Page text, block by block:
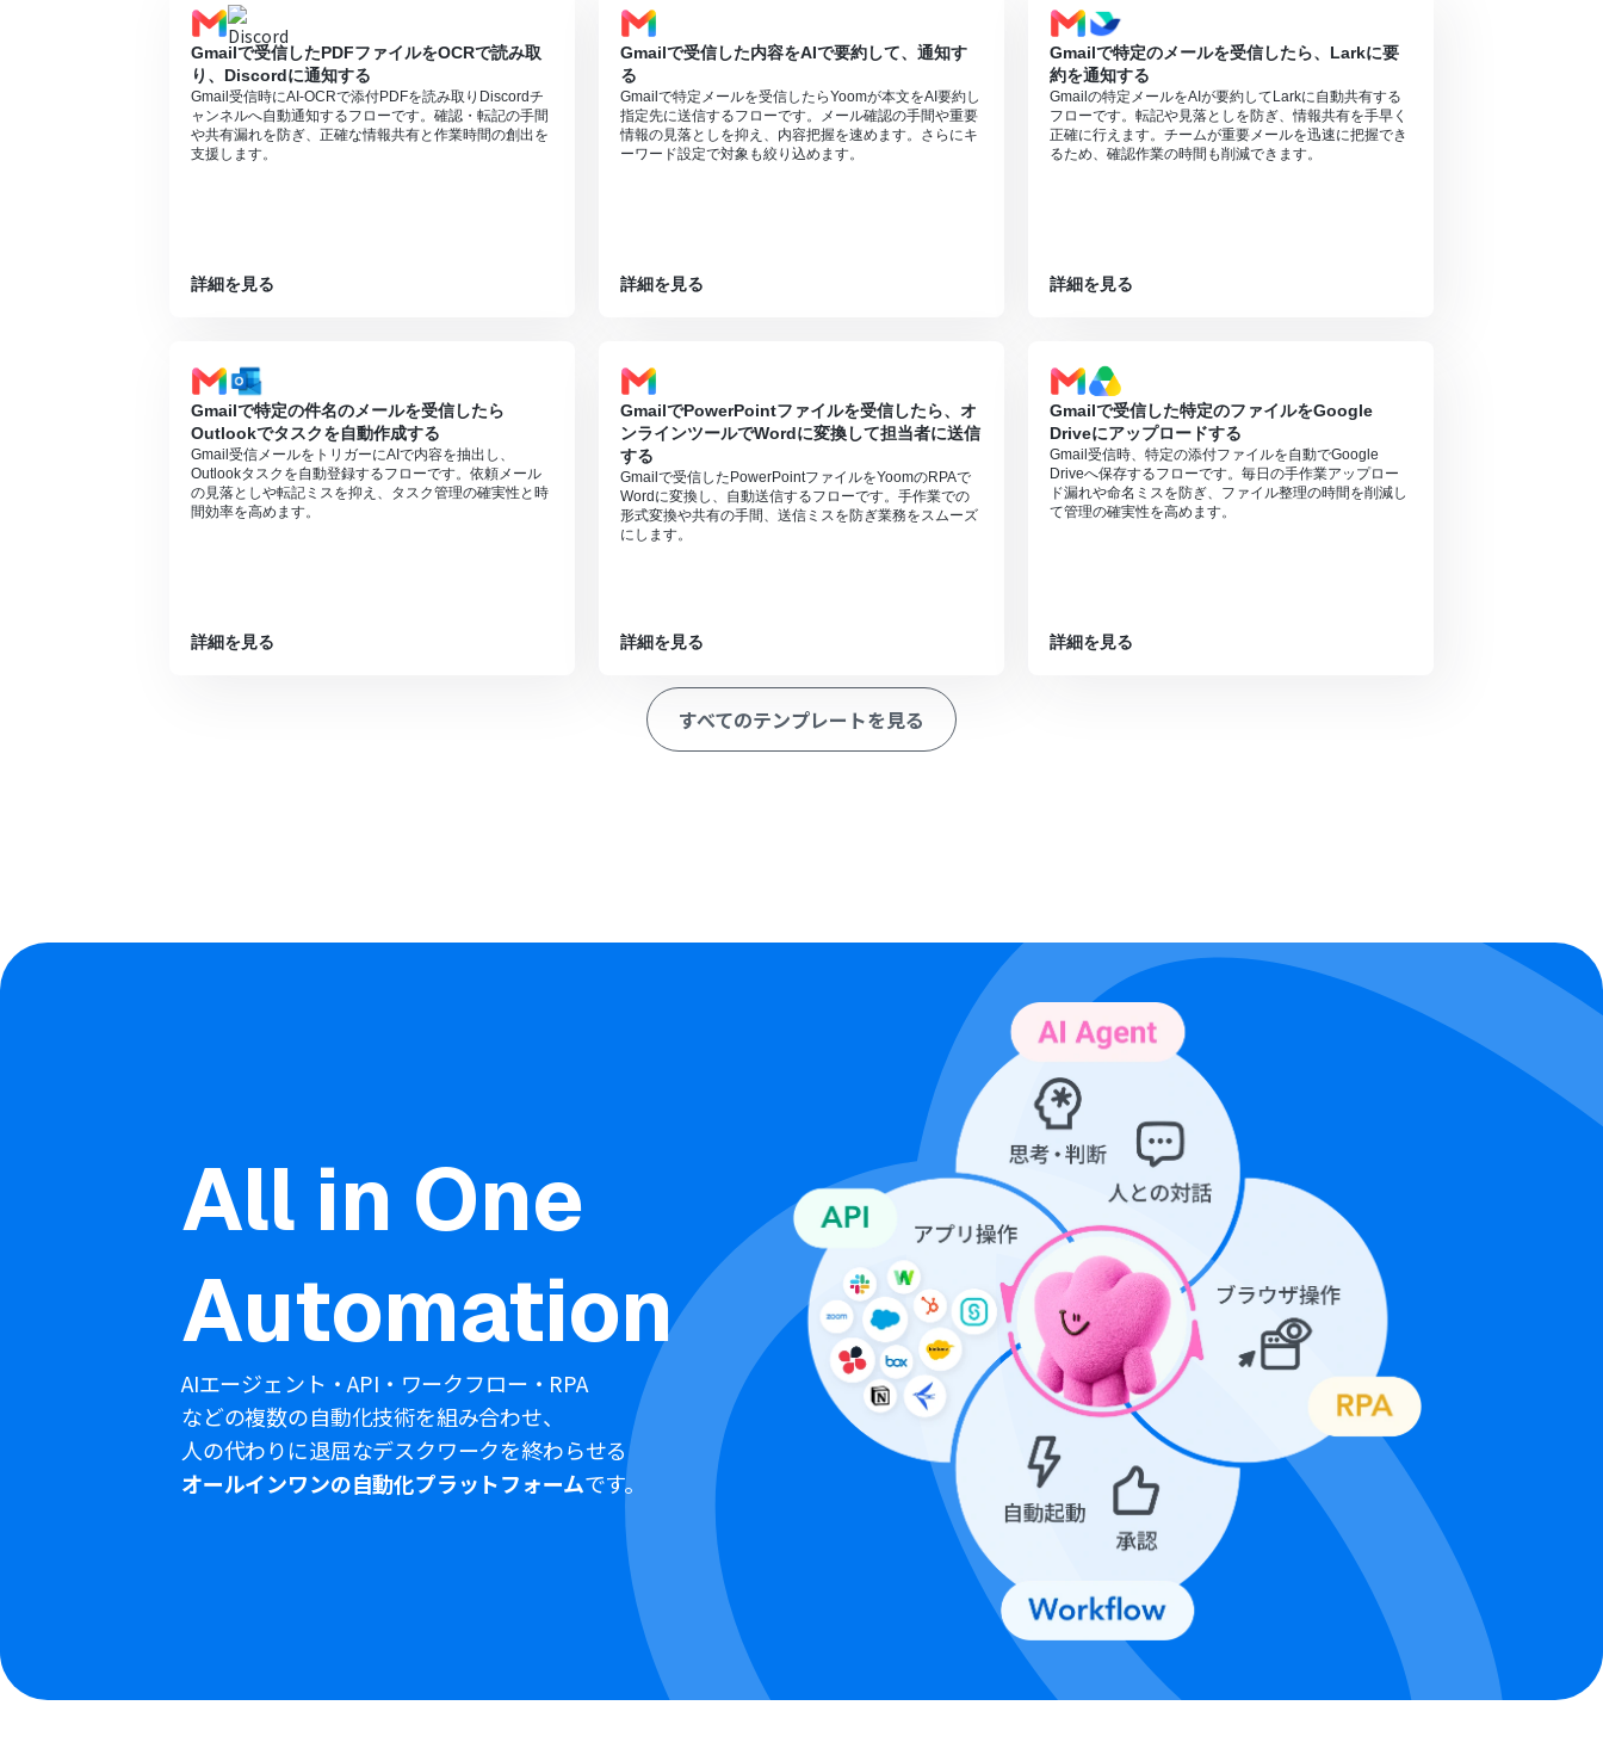
AIオペレーションはチームプラン・サクセスプランでのみご利用いただける機能となっております。フリープラン・ミニプランの場合は設定しているフローボットの
オペレーションはエラーとなりますので、ご注意ください。
ミニプラン、チームプランやサクセスプランなどの有料プランは、2週間の無料トライアルを行うことが可能です。無料トライアル中には制限対象のアプリやAI機能
（オペレーション）を使用することができます。
Gmailで受信したPDFファイルをOCRで読み取
り、Discordに通知する
Gmail受信時にAI-OCRで添付PDFを読み取りDiscordチ
ャンネルへ自動通知するフローです。確認・転記の手間
や共有漏れを防ぎ、正確な情報共有と作業時間の創出を
支援します。
詳細を見る
Gmailで受信した内容をAIで要約して、通知す
る
Gmailで特定メールを受信したらYoomが本文をAI要約し
指定先に送信するフローです。メール確認の手間や重要
情報の見落としを抑え、内容把握を速めます。さらにキ
ーワード設定で対象も絞り込めます。
詳細を見る
Gmailで特定のメールを受信したら、Larkに要
約を通知する
Gmailの特定メールをAIが要約してLarkに自動共有する
フローです。転記や見落としを防ぎ、情報共有を手早く
正確に行えます。チームが重要メールを迅速に把握でき
るため、確認作業の時間も削減できます。
詳細を見る
Gmailで特定の件名のメールを受信したら
Outlookでタスクを自動作成する
Gmail受信メールをトリガーにAIで内容を抽出し、
Outlookタスクを自動登録するフローです。依頼メール
の見落としや転記ミスを抑え、タスク管理の確実性と時
間効率を高めます。
詳細を見る
GmailでPowerPointファイルを受信したら、オ
ンラインツールでWordに変換して担当者に送信
する
Gmailで受信したPowerPointファイルをYoomのRPAで
Wordに変換し、自動送信するフローです。手作業での
形式変換や共有の手間、送信ミスを防ぎ業務をスムーズ
にします。
詳細を見る
Gmailで受信した特定のファイルをGoogle
Driveにアップロードする
Gmail受信時、特定の添付ファイルを自動でGoogle
Driveへ保存するフローです。毎日の手作業アップロー
ド漏れや命名ミスを防ぎ、ファイル整理の時間を削減し
て管理の確実性を高めます。
詳細を見る
すべてのテンプレートを見る
All in One
Automation
AIエージェント・API・ワークフロー・RPA
などの複数の自動化技術を組み合わせ、
人の代わりに退屈なデスクワークを終わらせる
オールインワンの自動化プラットフォームです。